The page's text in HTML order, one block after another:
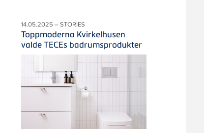
14.05.2025 – STORIES
Toppmoderna Kvirkelhusen
valde TECEs badrumsprodukter